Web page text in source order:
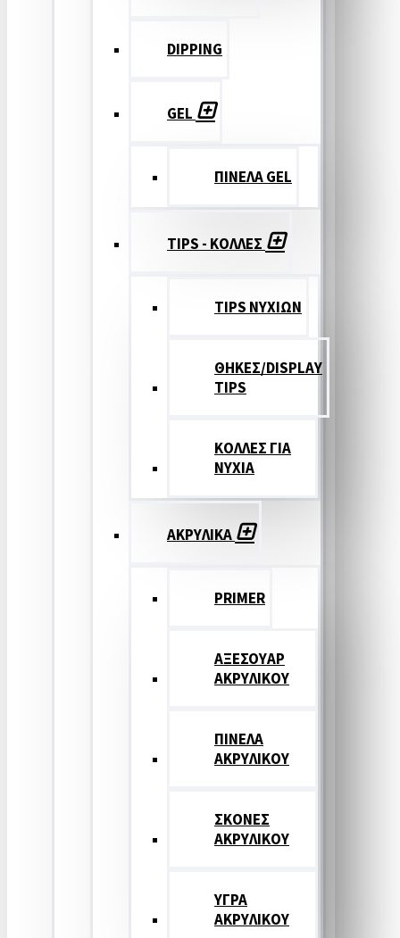
DIPPING
GEL
ΠΙΝΕΛΑ GEL
TIPS - ΚΟΛΛΕΣ
TIPS ΝΥΧΙΩΝ
ΘΗΚΕΣ/DISPLAY
TIPS
ΚΟΛΛΕΣ ΓΙΑ
ΝΥΧΙΑ
ΑΚΡΥΛΙΚΑ
PRIMER
ΑΞΕΣΟΥΑΡ
ΑΚΡΥΛΙΚΟΥ
ΠΙΝΕΛΑ
ΑΚΡΥΛΙΚΟΥ
ΣΚΟΝΕΣ
ΑΚΡΥΛΙΚΟΥ
ΥΓΡΑ
ΑΚΡΥΛΙΚΟΥ